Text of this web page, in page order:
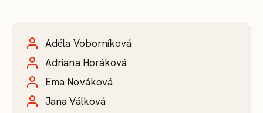
Adéla Voborníková
Adriana Horáková
Ema Nováková
Jana Válková